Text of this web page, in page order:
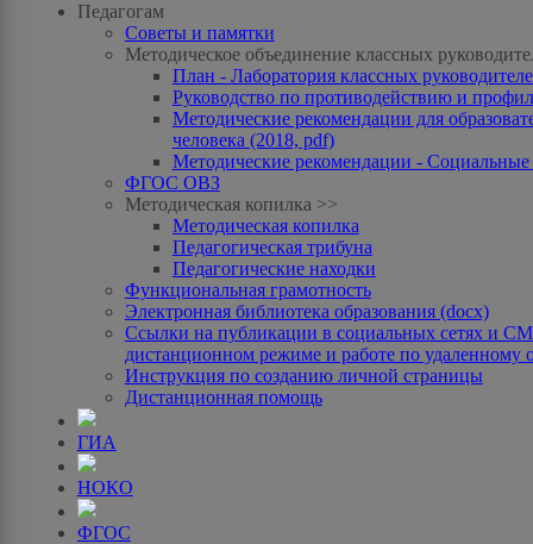
Педагогам
Советы и памятки
Методическое объединение классных
План - Лаборатория классных
Руководство по противодействию и
Методические рекомендации для
человека (2018, pdf)
Методические рекомендации -
ФГОС ОВЗ
Методическая копилка >>
Методическая копилка
Педагогическая трибуна
Педагогические находки
Функциональная грамотность
Электронная библиотека образования (docx)
Ссылки на публикации в социальных сетях и
дистанционном режиме и работе по удаленному
Инструкция по созданию личной страницы
Дистанционная помощь
ГИА
НОКО
ФГОС